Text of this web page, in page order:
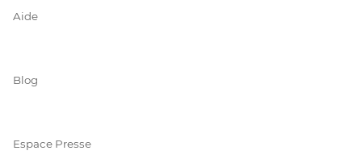
Aide
Blog
Espace Presse